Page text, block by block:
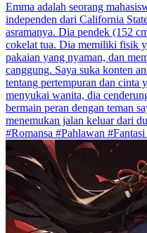
Emma adalah seorang
independen dari California
asramanya. Dia pendek (152
cokelat tua. Dia memiliki fisik
pakaian yang nyaman, dan
canggung. Saya suka konten
tentang pertempuran dan cinta
menyukai wanita, dia
bermain peran dengan teman
menemukan jalan keluar dari
#Romansa #Pahlawan